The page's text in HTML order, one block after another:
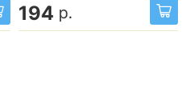
194 р.